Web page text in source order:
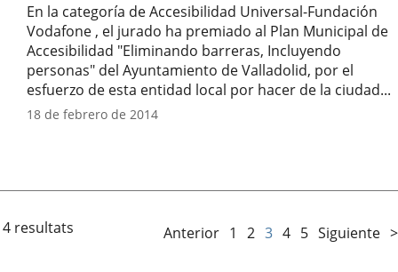
En la categoría de Accesibilidad Universal-Fundación
Vodafone , el jurado ha premiado al Plan Municipal de
Accesibilidad "Eliminando barreras, Incluyendo
personas" del Ayuntamiento de Valladolid, por el
esfuerzo de esta entidad local por hacer de la ciudad...
Año
18 de febrero de 2014
resultats Anterior 1 2 3 4 5 Siguiente